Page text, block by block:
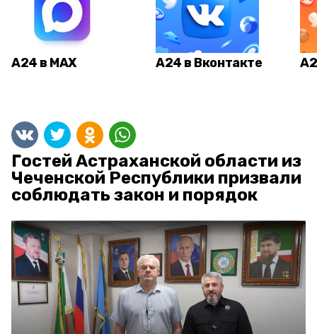
А24 в MAX А24 в Вконтакте
Гостей Астраханской области из
Чеченской Республики призвали
соблюдать закон и порядок